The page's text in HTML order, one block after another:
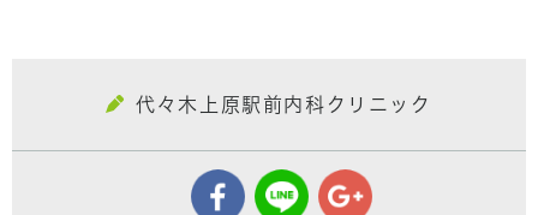
代々木上原駅前内科クリニック